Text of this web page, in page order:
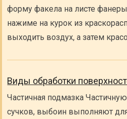
форму факела на листе
нажиме на курок из
выходить воздух, а затем
Виды обработки
Частичная подмазка
сучков, выбоин выполняют